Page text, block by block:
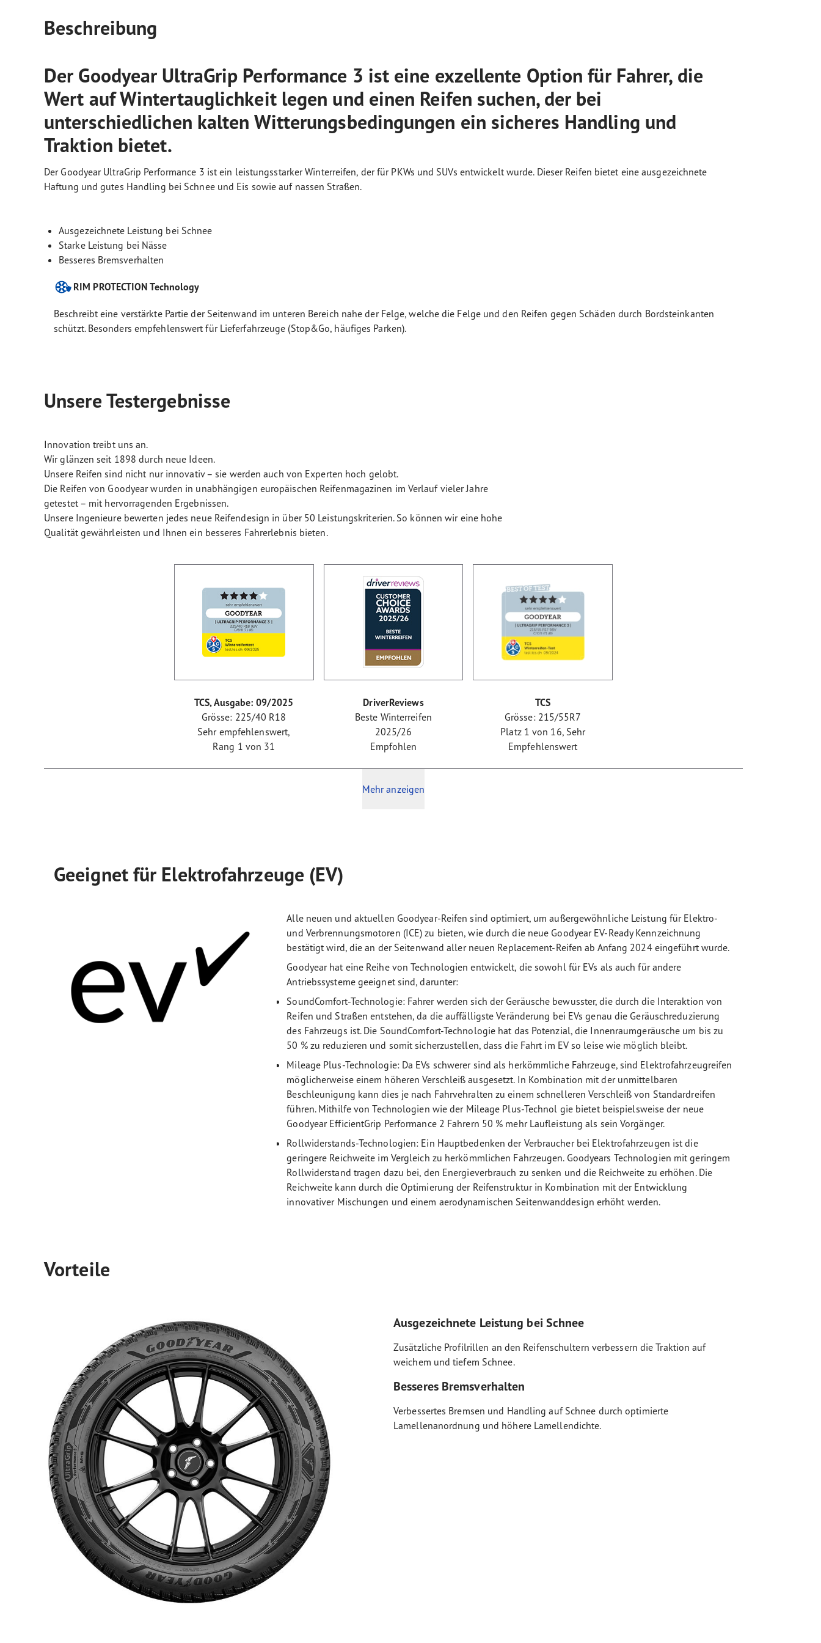
Beschreibung
Der Goodyear UltraGrip Performance 3 ist eine exzellente Option für Fahrer, die
Wert auf Wintertauglichkeit legen und einen Reifen suchen, der bei
unterschiedlichen kalten Witterungsbedingungen ein sicheres Handling und
Traktion bietet.
Der Goodyear UltraGrip Performance 3 ist ein leistungsstarker Winterreifen, der für PKWs und SUVs entwickelt wurde. Dieser Reifen bietet eine ausgezeichnete
Haftung und gutes Handling bei Schnee und Eis sowie auf nassen Straßen.
Ausgezeichnete Leistung bei Schnee
Starke Leistung bei Nässe
Besseres Bremsverhalten
RIM PROTECTION Technology
Beschreibt eine verstärkte Partie der Seitenwand im unteren Bereich nahe der Felge, welche die Felge und den Reifen gegen Schäden durch Bordsteinkanten
schützt. Besonders empfehlenswert für Lieferfahrzeuge (Stop&Go, häufiges Parken).
Unsere Testergebnisse
Innovation treibt uns an.
Wir glänzen seit 1898 durch neue Ideen.
Unsere Reifen sind nicht nur innovativ – sie werden auch von Experten hoch gelobt.
Die Reifen von Goodyear wurden in unabhängigen europäischen Reifenmagazinen im Verlauf vieler Jahre
getestet – mit hervorragenden Ergebnissen.
Unsere Ingenieure bewerten jedes neue Reifendesign in über 50 Leistungskriterien. So können wir eine hohe
Qualität gewährleisten und Ihnen ein besseres Fahrerlebnis bieten.
TCS, Ausgabe: 09/2025
Grösse: 225/40 R18
Sehr empfehlenswert,
Rang 1 von 31
DriverReviews
Beste Winterreifen
2025/26
Empfohlen
TCS
Grösse: 215/55R7
Platz 1 von 16, Sehr
Empfehlenswert
Mehr anzeigen
Geeignet für Elektrofahrzeuge (EV)
Alle neuen und aktuellen Goodyear-Reifen sind optimiert, um außergewöhnliche Leistung für Elektro-
und Verbrennungsmotoren (ICE) zu bieten, wie durch die neue Goodyear EV-Ready Kennzeichnung
bestätigt wird, die an der Seitenwand aller neuen Replacement-Reifen ab Anfang 2024 eingeführt wurde.
Goodyear hat eine Reihe von Technologien entwickelt, die sowohl für EVs als auch für andere
Antriebssysteme geeignet sind, darunter:
SoundComfort-Technologie: Fahrer werden sich der Geräusche bewusster, die durch die Interaktion von
Reifen und Straßen entstehen, da die auffälligste Veränderung bei EVs genau die Geräuschreduzierung
des Fahrzeugs ist. Die SoundComfort-Technologie hat das Potenzial, die Innenraumgeräusche um bis zu
50 % zu reduzieren und somit sicherzustellen, dass die Fahrt im EV so leise wie möglich bleibt.
Mileage Plus-Technologie: Da EVs schwerer sind als herkömmliche Fahrzeuge, sind Elektrofahrzeugreifen
möglicherweise einem höheren Verschleiß ausgesetzt. In Kombination mit der unmittelbaren
Beschleunigung kann dies je nach Fahrvehralten zu einem schnelleren Verschleiß von Standardreifen
führen. Mithilfe von Technologien wie der Mileage Plus-Technol gie bietet beispielsweise der neue
Goodyear EfficientGrip Performance 2 Fahrern 50 % mehr Laufleistung als sein Vorgänger.
Rollwiderstands-Technologien: Ein Hauptbedenken der Verbraucher bei Elektrofahrzeugen ist die
geringere Reichweite im Vergleich zu herkömmlichen Fahrzeugen. Goodyears Technologien mit geringem
Rollwiderstand tragen dazu bei, den Energieverbrauch zu senken und die Reichweite zu erhöhen. Die
Reichweite kann durch die Optimierung der Reifenstruktur in Kombination mit der Entwicklung
innovativer Mischungen und einem aerodynamischen Seitenwanddesign erhöht werden.
Vorteile
Ausgezeichnete Leistung bei Schnee
Zusätzliche Profilrillen an den Reifenschultern verbessern die Traktion auf
weichem und tiefem Schnee.
Besseres Bremsverhalten
Verbessertes Bremsen und Handling auf Schnee durch optimierte
Lamellenanordnung und höhere Lamellendichte.